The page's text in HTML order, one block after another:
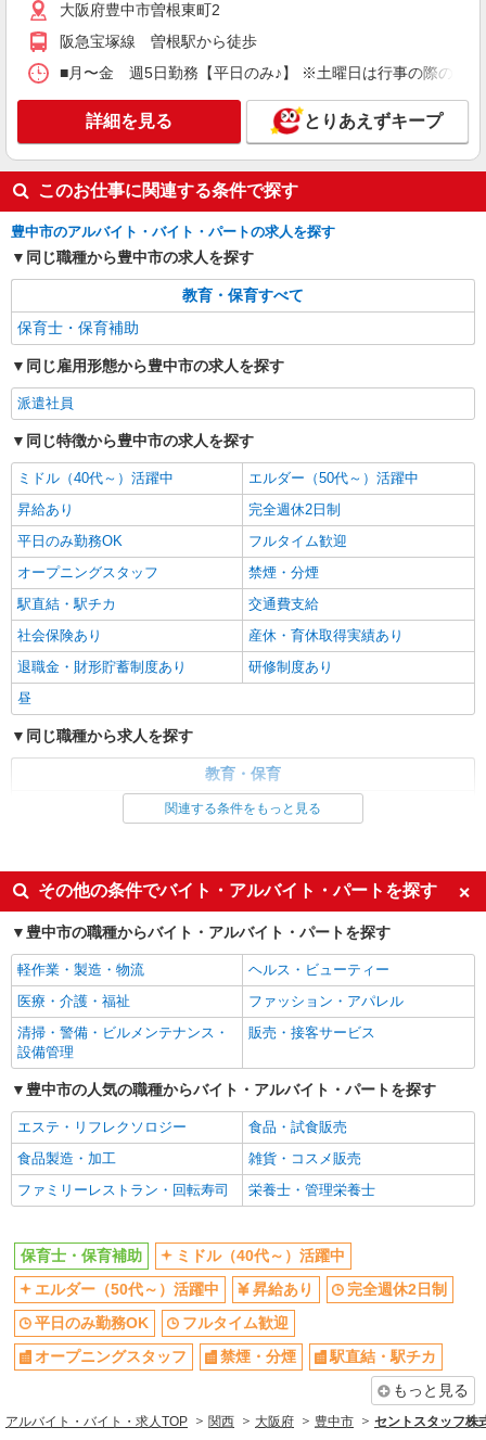
各種保険完備 ・昇給あり
大阪府豊中市にある私立認可保育園
キープ 詳細を見る
紹介予定派遣
ベルサンテスタッフ株式会社 大阪本社
保育教諭/補助業務 午前勤務 時間相談可
土日祝休み 庄内駅徒歩10分
【時給】1,550円〜1,650円＋交通費別途全額支
給 ・交通費全額支給 （車通勤の場合も駐車場代・
ガソリン代は弊社負担） ・各種保険完備 ・昇給あ
大阪府豊中市にある認定こども園
キープ 詳細を見る
派遣社員 紹介予定派遣
ベルサンテスタッフ株式会社 大阪本社
業なし 保育補助 資格必須
【時給】1,600円〜1,650円＋交通費別途全額支
給 ・交通費全額支給 （車通勤の場合も駐車場代・
ガソリン代は弊社負担） ・各種保険完備 ・昇給あ
大阪府豊中市にある私立認可保育園
キープ 詳細を見る
正社員
株式会社アスカ 大阪支店（jb650576）
児童発達支援施設の保育士
月給 240,000円 〜 300,000円 ※給与幅は経
ベースアップ 9,000円 固定残業代 1万8,000 円
土日出勤手当 1万円＊全日出勤の場合のみ ＊研
修期間中は時給制になります ＊昇給あり！
■コペルプラス 千里中央教室（児童発達支援
施設） 大阪府豊中市上新田22450上新田メディカ
ルブリッジ2階
保育士/週3日〜 短時間勤務 早朝・延長 扶
養内 副業OK 駅チカ園
時給1,300円〜＋交通費別途全額支給 ★交通費
負担なし) ★社会保険完備、昇給あり
大阪府豊中市にある私立認可保育園
キープ 詳細を見る
派遣社員 紹介予定派遣
ベルサンテ株式会社 大阪本社
保育教諭/夕方短時間 週2日〜相談OK 副業
可
【時給】1,300円〜1,350円＋交通費別途全額支
給 ・交通費全額支給 （車通勤の場合も駐車場代・
ガソリン代は弊社負担） ・各種保険完備 ・昇給あ
キープ 詳細を見る
派遣社員 紹介予定派遣
ベルサンテスタッフ株式会社 大阪本社
保育教諭/豊中駅 9〜15時 平日のみ 幼児担
ガソリン代は弊社負担。自己負担なし) ★社会保険
大阪府豊中市曽根東町2
阪急宝塚線 曽根駅から徒歩
■月〜金 週5日勤務【平日のみ♪】 ※土曜日は行事の際の
詳細を見る とりあえずキープ
このお仕事に関連する条件で探す
豊中市のアルバイト・バイト・パートの求人を探す
同じ職種から豊中市の求人を探す
教育・保育すべて
保育士・保育補助
同じ雇用形態から豊中市の求人を探す
派遣社員
同じ特徴から豊中市の求人を探す
ミドル（40代～）活躍中
エルダー（50代～）活躍中
昇給あり
完全週休2日制
平日のみ勤務OK
フルタイム歓迎
オープニングスタッフ
禁煙・分煙
駅直結・駅チカ
交通費支給
社会保険あり
産休・育休取得実績あり
退職金・財形貯蓄制度あり
研修制度あり
昼
同じ職種から求人を探す
教育・保育
ミドル（40代～）活躍中
オープニングスタッフ
交通費支給
社会保険あり
産休・育休取得実績あり
関連する条件をもっと見る
その他の条件でバイト・アルバイト・パートを探す
豊中市の職種からバイト・アルバイト・パートを探す
軽作業・製造・物流
ヘルス・ビューティー
医療・介護・福祉
ファッション・アパレル
清掃・警備・ビルメンテナンス・
設備管理
販売・接客サービス
豊中市の人気の職種からバイト・アルバイト・パートを探す
エステ・リフレクソロジー
食品・試食販売
食品製造・加工
雑貨・コスメ販売
ファミリーレストラン・回転寿司
栄養士・管理栄養士
保育士・保育補助
ミドル（40代～）活躍中
エルダー（50代～）活躍中
昇給あり
完全週休2日制
平日のみ勤務OK
フルタイム歓迎
オープニングスタッフ
禁煙・分煙
駅直結・駅チカ
もっと見る
アルバイト・バイト・求人TOP 関西 大阪府 豊中市 セントスタッフ